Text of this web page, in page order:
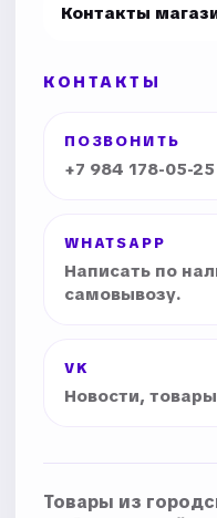
Контакты
КОНТАКТЫ
ПОЗВОНИТЬ
+7 984 178-05-25
WHATSAPP
Написать по
самовывозу.
VK
Новости,
Товары из